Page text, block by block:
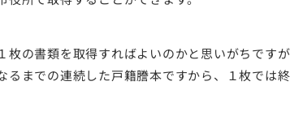
枚の書類を取得すればよいのかと思いがちです
るまでの連続した戸籍謄本ですから、１枚では終